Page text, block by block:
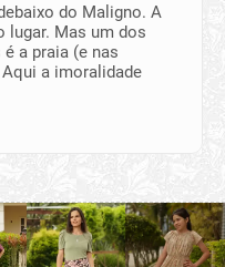
do Maligno. A
lugar. Mas um dos
a praia (e nas
a imoralidade